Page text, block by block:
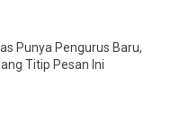
Punya Pengurus Baru,
Titip Pesan Ini